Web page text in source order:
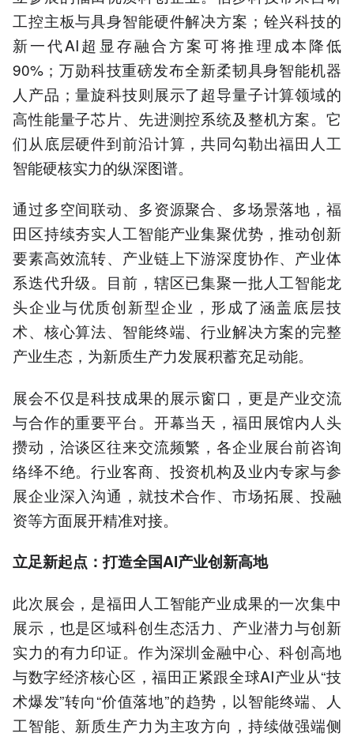
工控主板与具身智能硬件解决方案；铨兴科技的
新一代AI超显存融合方案可将推理成本降低
90%；万勋科技重磅发布全新柔韧具身智能机器
人产品；量旋科技则展示了超导量子计算领域的
高性能量子芯片、先进测控系统及整机方案。它
们从底层硬件到前沿计算，共同勾勒出福田人工
智能硬核实力的纵深图谱。
通过多空间联动、多资源聚合、多场景落地，福
田区持续夯实人工智能产业集聚优势，推动创新
要素高效流转、产业链上下游深度协作、产业体
系迭代升级。目前，辖区已集聚一批人工智能龙
头企业与优质创新型企业，形成了涵盖底层技
术、核心算法、智能终端、行业解决方案的完整
产业生态，为新质生产力发展积蓄充足动能。
展会不仅是科技成果的展示窗口，更是产业交流
与合作的重要平台。开幕当天，福田展馆内人头
攒动，洽谈区往来交流频繁，各企业展台前咨询
络绎不绝。行业客商、投资机构及业内专家与参
展企业深入沟通，就技术合作、市场拓展、投融
资等方面展开精准对接。
立足新起点：打造全国AI产业创新高地
此次展会，是福田人工智能产业成果的一次集中
展示，也是区域科创生态活力、产业潜力与创新
实力的有力印证。作为深圳金融中心、科创高地
与数字经济核心区，福田正紧跟全球AI产业从“技
术爆发”转向“价值落地”的趋势，以智能终端、人
工智能、新质生产力为主攻方向，持续做强端侧